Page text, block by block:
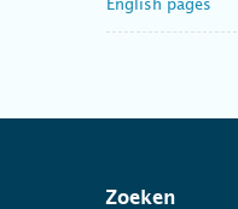
English pages
Zoeken